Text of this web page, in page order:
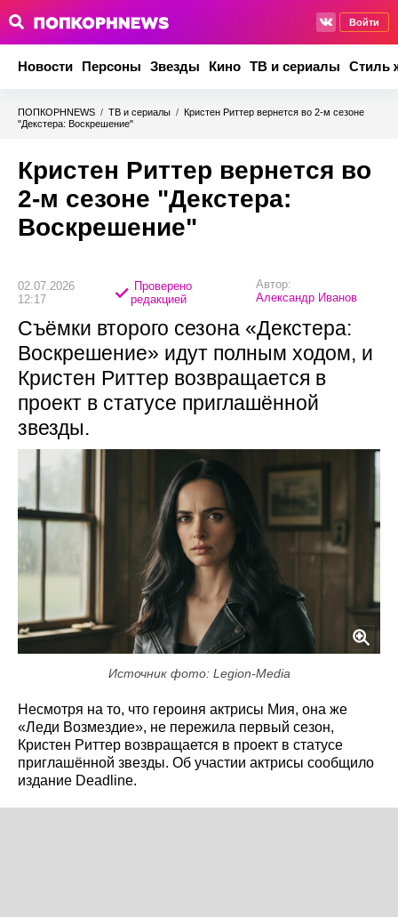
Войти
Новости Персоны Звезды Кино ТВ и сериалы Стиль
ПОПКОРНNEWS / ТВ и сериалы / Кристен Риттер вернется во 2‑м сезоне
"Декстера: Воскрешение"
Кристен Риттер вернется во
2‑м сезоне "Декстера:
Воскрешение"
02.07.2026
12:17
Проверено
редакцией
Автор:
Александр Иванов
Съёмки второго сезона «Декстера:
Воскрешение» идут полным ходом, и
Кристен Риттер возвращается в
проект в статусе приглашённой
звезды.
Источник фото: Legion-Media
Несмотря на то, что героиня актрисы Мия, она же
«Леди Возмездие», не пережила первый сезон,
Кристен Риттер возвращается в проект в статусе
приглашённой звезды. Об участии актрисы сообщило
издание Deadline.